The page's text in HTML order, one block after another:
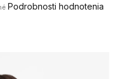
Podrobnosti hodnotenia